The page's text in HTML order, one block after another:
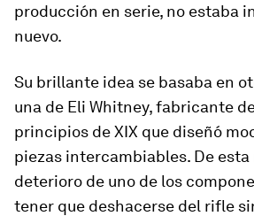
producción en serie, no estaba
nuevo.
Su brillante idea se basaba en
una de Eli Whitney, fabricante
principios de XIX que diseñó
piezas intercambiables. De esta
deterioro de uno de los
tener que deshacerse del rifle